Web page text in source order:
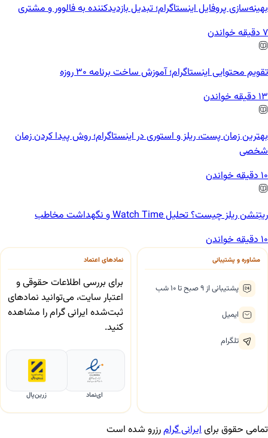
بهینه‌سازی پروفایل اینستاگرام؛ تبدیل بازدیدکننده به فالوور و مشتری
7 دقیقه خواندن
تقویم محتوایی اینستاگرام؛ آموزش ساخت برنامه ۳۰ روزه
13 دقیقه خواندن
بهترین زمان پست، ریلز و استوری در اینستاگرام؛ روش پیدا کردن زمان
شخصی
10 دقیقه خواندن
ریتِنشن ریلز چیست؟ تحلیل Watch Time و نگهداشت مخاطب
10 دقیقه خواندن
مشاوره و پشتیبانی
پشتیبانی از ۹ صبح تا ۱۰ شب
ایمیل
تلگرام
نمادهای اعتماد
برای بررسی اطلاعات حقوقی و
اعتبار سایت، می‌توانید نمادهای
ثبت‌شده ایرانی گرام را مشاهده
کنید.
ای‌نماد زرین‌پال
تمامی حقوق برایایرانی گرامرزرو شده است